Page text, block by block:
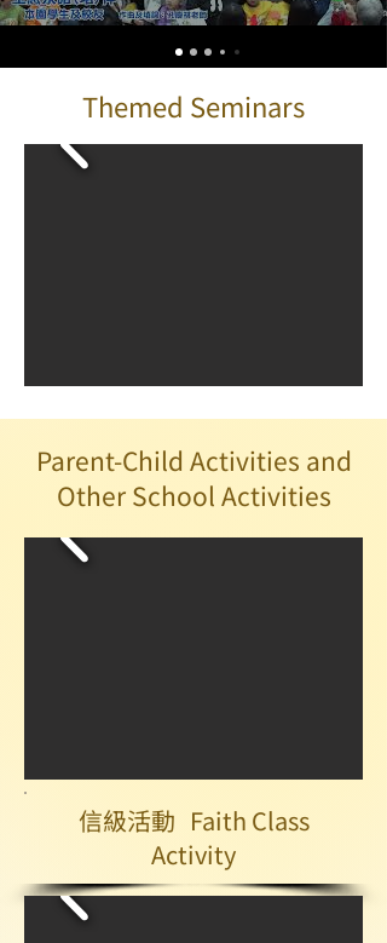
Themed Seminars
Parent-Child Activities and
Other School Activities
信級活動 Faith Class
Activity